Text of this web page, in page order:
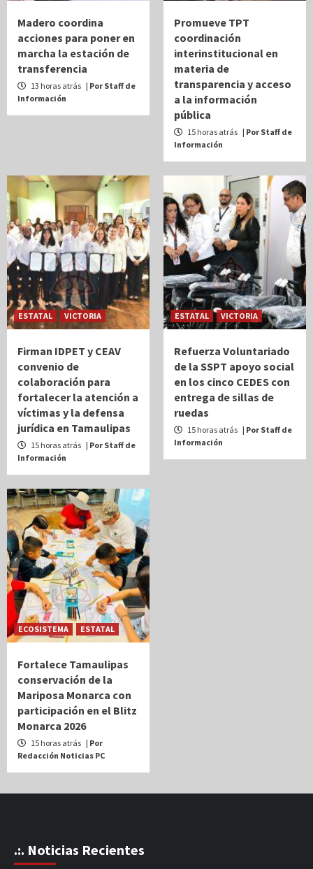
Madero coordina
acciones para poner en
marcha la estación de
transferencia
13 horas atrás | Por Staff de
Información
Promueve TPT
coordinación
interinstitucional en
materia de
transparencia y acceso
a la información
pública
15 horas atrás | Por Staff de
Información
ESTATAL VICTORIA
Firman IDPET y CEAV
convenio de
colaboración para
fortalecer la atención a
víctimas y la defensa
jurídica en Tamaulipas
15 horas atrás | Por Staff de
Información
ESTATAL VICTORIA
Refuerza Voluntariado
de la SSPT apoyo social
en los cinco CEDES con
entrega de sillas de
ruedas
15 horas atrás | Por Staff de
Información
ECOSISTEMA ESTATAL
Fortalece Tamaulipas
conservación de la
Mariposa Monarca con
participación en el Blitz
Monarca 2026
15 horas atrás | Por
Redacción Noticias PC
.:. Noticias Recientes